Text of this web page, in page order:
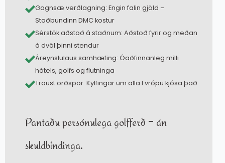
Gagnsæ verðlagning: Engin falin gjöld –
Staðbundinn DMC kostur
Sérstök aðstoð á staðnum: Aðstoð fyrir og meðan
á dvöl þinni stendur
Áreynslulaus samhæfing: Óaðfinnanleg milli
hótels, golfs og flutninga
Traust orðspor: Kylfingar um alla Evrópu kjósa það
Pantaðu persónulega golfferð – án
skuldbindinga.